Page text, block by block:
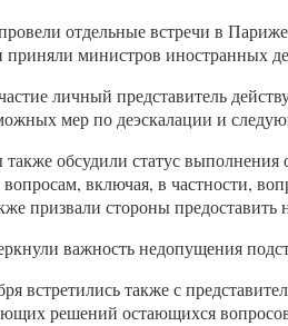
провели отдельные встречи в
приняли министров иностранных
личный представитель
мер по деэскалации и
обсудили статус выполнения
включая, в частности,
призвали стороны
важность недопущения
встретились также с
решений остающихся